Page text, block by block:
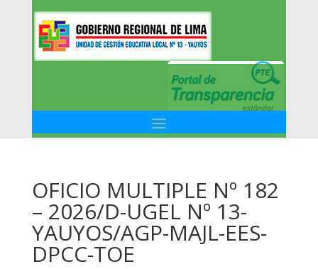
OFICIO MULTIPLE Nº 182
– 2026/D-UGEL Nº 13-
YAUYOS/AGP-MAJL-EES-
DPCC-TOE